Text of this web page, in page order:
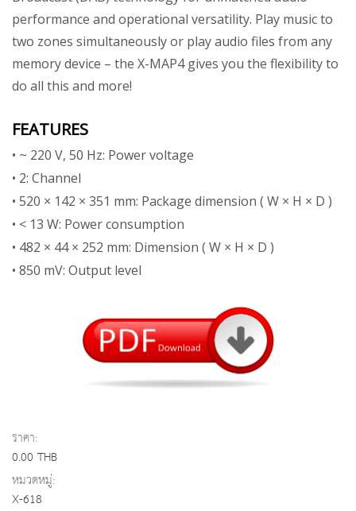
performance and operational versatility. Play music to
two zones simultaneously or play audio files from any
memory device – the X-MAP4 gives you the flexibility to
do all this and more!
FEATURES
• ~ 220 V, 50 Hz: Power voltage
• 2: Channel
• 520 × 142 × 351 mm: Package dimension ( W × H × D )
• < 13 W: Power consumption
• 482 × 44 × 252 mm: Dimension ( W × H × D )
• 850 mV: Output level
ราคา:
0.00 THB
หมวดหมู่:
X-618